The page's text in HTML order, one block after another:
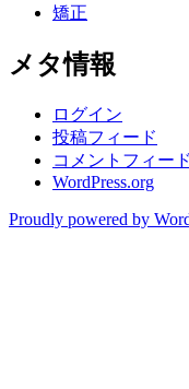
矯正
メタ情報
ログイン
投稿フィード
コメントフィード
WordPress.org
Proudly powered by